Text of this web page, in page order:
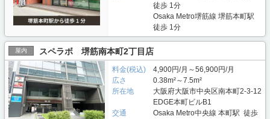
徒歩 1分
Osaka Metro堺筋線 堺筋本町駅
徒歩 1分
屋内 スペラボ 堺筋南本町2丁目店
料金(税込)
4,900円/月～56,900円/月
広さ
0.38m²～7.5m²
所在地
大阪府大阪市中央区南本町2-3-12
EDGE本町ビルB1
交通
Osaka Metro中央線 本町駅 徒歩